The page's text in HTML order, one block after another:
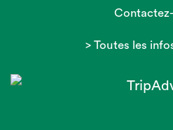
> Toutes les